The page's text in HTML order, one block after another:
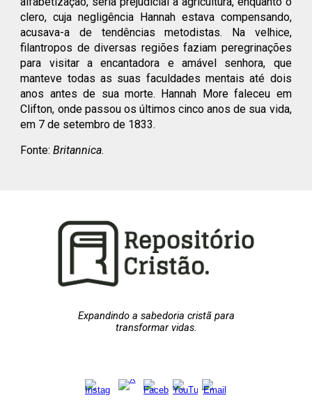
clero, cuja negligência Hannah estava compensando,
acusava-a de tendências metodistas. Na velhice,
filantropos de diversas regiões faziam peregrinações
para visitar a encantadora e amável senhora, que
manteve todas as suas faculdades mentais até dois
anos antes de sua morte. Hannah More faleceu em
Clifton, onde passou os últimos cinco anos de sua vida,
em 7 de setembro de 1833.
Fonte:Britannica.
Expandindo a sabedoria cristã para
transformar vidas.